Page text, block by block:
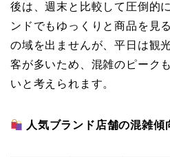
後は、週末と比較して圧倒的
ンドでもゆっくりと商品を見
の域を出ませんが、平日は観
客が多いため、混雑のピーク
いと考えられます。
人気ブランド店舗の混雑傾